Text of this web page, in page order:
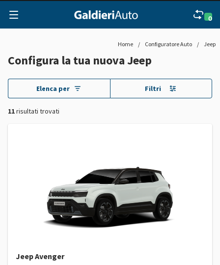
0
Home / Configuratore Auto / Jeep
Configura la tua nuova Jeep
Elenca per Filtri
11risultati trovati
Jeep Avenger